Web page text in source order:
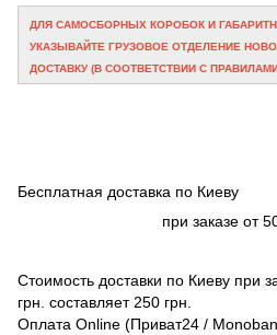
ДЛЯ САМОСБОРНЫХ КОРОБОК И
УКАЗЫВАЙТЕ ГРУЗОВОЕ ОТДЕЛЕНИЕ
ДОСТАВКУ (В СООТВЕТСТВИИ С
Бесплатная доставка по Киеву
при заказе от 5000
Стоимость доставки по Киеву при
грн. составляет 250 грн.
Оплата Online (Приват24 /